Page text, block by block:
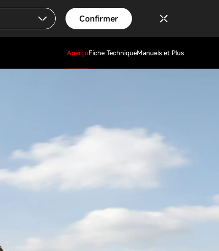
Confirmer
AperçuFiche TechniqueManuels et Plus